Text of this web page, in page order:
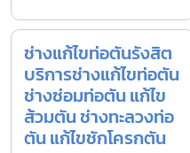
ช่างแก้ไขท่อตันรังสิต
บริการช่างแก้ไขท่อตัน
ช่างซ่อมท่อตัน แก้ไข
ส้วมตัน ช่างทะลวงท่อ
ตัน แก้ไขชักโครกตัน